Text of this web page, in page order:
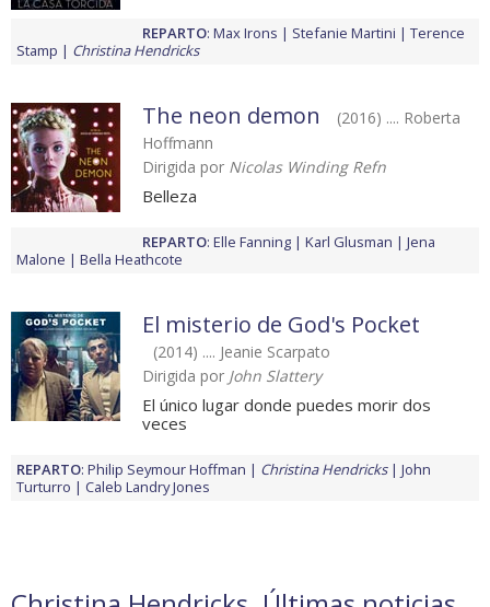
REPARTO: Max Irons Stefanie Martini
Terence
Stamp
Christina Hendricks
The neon demon
(2016) .... Roberta
Hoffmann
Dirigida por Nicolas Winding Refn
Belleza
REPARTO: Elle Fanning Karl Glusman
Jena
Malone
Bella Heathcote
El misterio de God's Pocket
(2014) .... Jeanie Scarpato
Dirigida por John Slattery
El único lugar donde puedes morir dos
veces
REPARTO: Philip Seymour Hoffman Christina Hendricks
John
Turturro
Caleb Landry Jones